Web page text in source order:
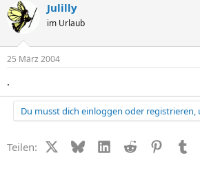
Julilly
im Urlaub
25 März 2004
.
Du musst dich einloggen oder
Teilen: X (Twitter)
BlueskyLinkedIn
Reddit